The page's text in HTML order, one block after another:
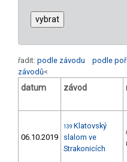
řadit: podle závodu podle
závodů<
datum závod
06.10.2019
139 Klatovský
slalom ve
Strakonicích